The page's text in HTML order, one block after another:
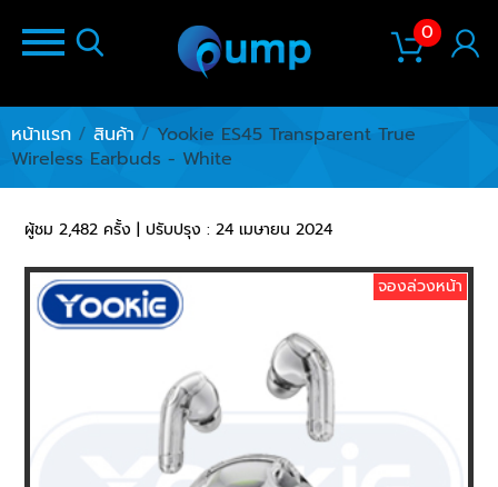
0
หน้าแรก / สินค้า / Yookie ES45 Transparent True
Wireless Earbuds - White
ผู้ชม 2,482 ครั้ง | ปรับปรุง : 24 เมษายน 2024
จองล่วงหน้า